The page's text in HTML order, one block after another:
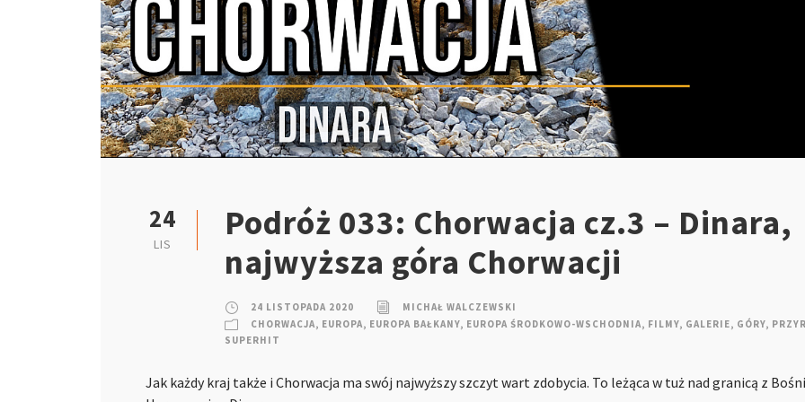
24
LIS
Podróż 033: Chorwacja cz.3 – Dinara,
najwyższa góra Chorwacji
24 LISTOPADA 2020
MICHAŁ WALCZEWSKI
CHORWACJA, EUROPA, EUROPA BAŁKANY, EUROPA ŚRODKOWO-WSCHODNIA, FILMY, GALERIE, GÓRY,
SUPERHIT
Jak każdy kraj także i Chorwacja ma swój najwyższy szczyt wart zdobycia. To leżąca w tuż nad granicą z